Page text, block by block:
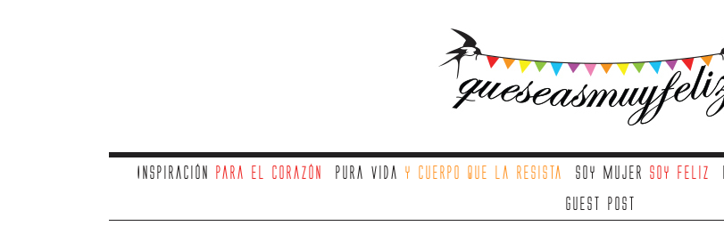
Inspiración para el corazón Pura vida y cuerpo que la resista Soy mujer soy feliz
Guest Post